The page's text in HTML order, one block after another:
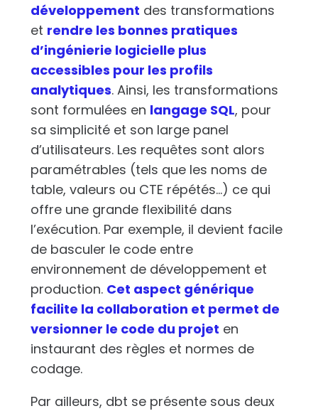
développement des transformations
et rendre les bonnes pratiques
d’ingénierie logicielle plus
accessibles pour les profils
analytiques. Ainsi, les transformations
sont formulées en langage SQL, pour
sa simplicité et son large panel
d’utilisateurs. Les requêtes sont alors
paramétrables (tels que les noms de
table, valeurs ou CTE répétés…) ce qui
offre une grande flexibilité dans
l’exécution. Par exemple, il devient facile
de basculer le code entre
environnement de développement et
production. Cet aspect générique
facilite la collaboration et permet de
versionner le code du projet en
instaurant des règles et normes de
codage.
Par ailleurs, dbt se présente sous deux